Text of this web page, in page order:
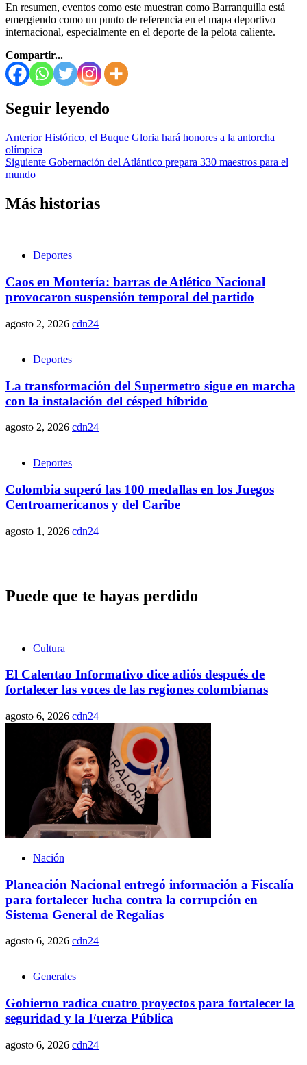
En resumen, eventos como este muestran como Barranquilla está
emergiendo como un punto de referencia en el mapa deportivo
internacional, especialmente en el deporte de la pelota caliente.
Compartir...
Seguir leyendo
AnteriorHistórico, el Buque Gloria hará honores a la antorcha
olímpica
Siguiente Gobernación del Atlántico prepara 330 maestros para el
mundo
Más historias
Deportes
Caos en Montería: barras de Atlético Nacional
provocaron suspensión temporal del partido
agosto 2, 2026 cdn24
Deportes
La transformación del Supermetro sigue en marcha
con la instalación del césped híbrido
agosto 2, 2026 cdn24
Deportes
Colombia superó las 100 medallas en los Juegos
Centroamericanos y del Caribe
agosto 1, 2026 cdn24
Puede que te hayas perdido
Cultura
El Calentao Informativo dice adiós después de
fortalecer las voces de las regiones colombianas
agosto 6, 2026 cdn24
Nación
Planeación Nacional entregó información a Fiscalía
para fortalecer lucha contra la corrupción en
Sistema General de Regalías
agosto 6, 2026 cdn24
Generales
Gobierno radica cuatro proyectos para fortalecer la
seguridad y la Fuerza Pública
agosto 6, 2026 cdn24